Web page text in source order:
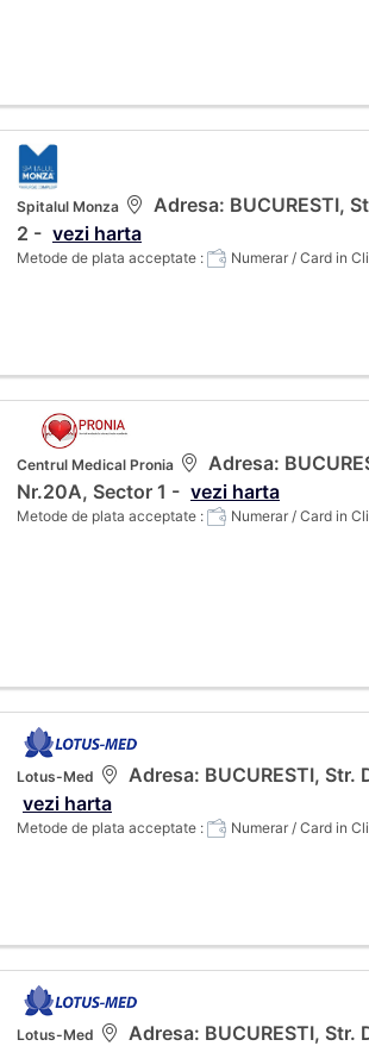
Spitalul Monza
Adresa: BUCURESTI,
2 - vezi harta
Metode de plata acceptate : Numerar / Card in
Centrul Medical Pronia
Adresa:
Nr.20A, Sector 1 - vezi harta
Metode de plata acceptate : Numerar / Card in
Lotus-Med
Adresa: BUCURESTI, Str.
vezi harta
Metode de plata acceptate : Numerar / Card in
Lotus-Med
Adresa: BUCURESTI, Str.